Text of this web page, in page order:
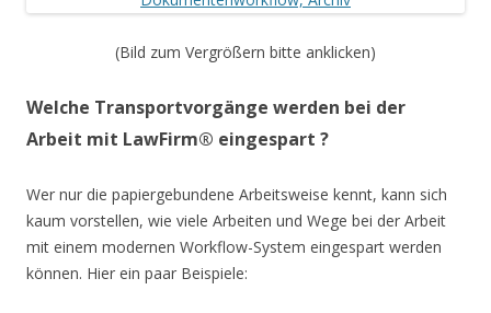
(Bild zum Vergrößern bitte anklicken)
Welche Transportvorgänge werden bei der
Arbeit mit LawFirm® eingespart ?
Wer nur die papiergebundene Arbeitsweise kennt, kann sich
kaum vorstellen, wie viele Arbeiten und Wege bei der Arbeit
mit einem modernen Workflow-System eingespart werden
können. Hier ein paar Beispiele: